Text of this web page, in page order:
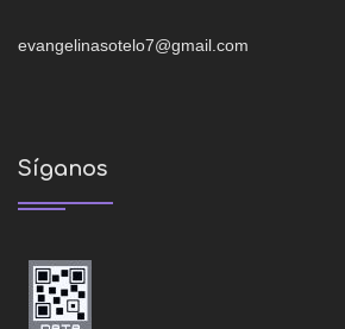
evangelinasotelo7@gmail.com
Síganos